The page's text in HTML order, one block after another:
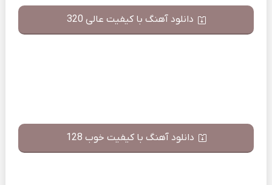
دانلود آهنگ با کیفیت عالی 320
دانلود آهنگ با کیفیت خوب 128